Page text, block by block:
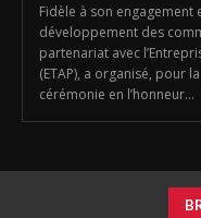
Fidèle à son engagement
développement des
partenariat avec
(ETAP), a organisé, pour
cérémonie en l’honneur...